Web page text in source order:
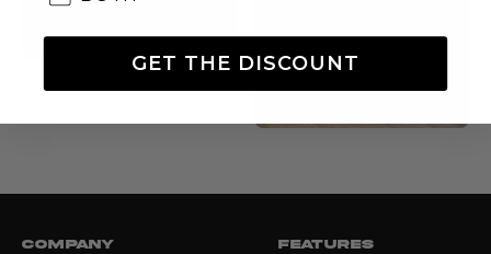
COMPANY FEATURES
GET THE DISCOUNT